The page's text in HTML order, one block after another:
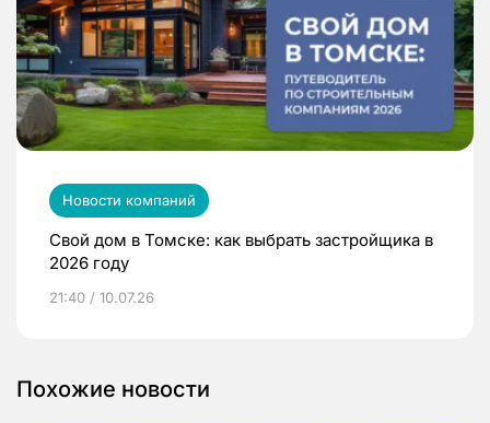
Новости компаний
Свой дом в Томске: как выбрать застройщика в
2026 году
21:40 / 10.07.26
Похожие новости